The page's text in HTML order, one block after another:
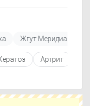
ознакомиться с
и
вы
Apexmed с
ближайшей
Жгут Меридиан
Артрит